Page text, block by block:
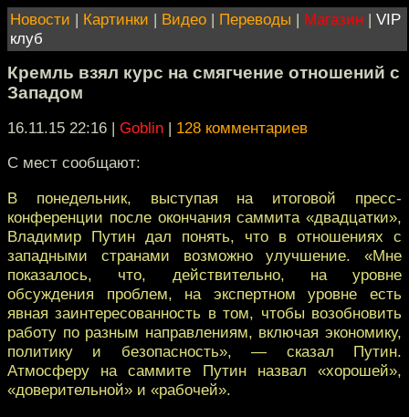
Новости | Картинки | Видео | Переводы | Магазин | VIP
клуб
Кремль взял курс на смягчение отношений с
Западом
16.11.15 22:16 | Goblin | 128 комментариев
С мест сообщают:
В понедельник, выступая на итоговой пресс-
конференции после окончания саммита «двадцатки»,
Владимир Путин дал понять, что в отношениях с
западными странами возможно улучшение. «Мне
показалось, что, действительно, на уровне
обсуждения проблем, на экспертном уровне есть
явная заинтересованность в том, чтобы возобновить
работу по разным направлениям, включая экономику,
политику и безопасность», — сказал Путин.
Атмосферу на саммите Путин назвал «хорошей»,
«доверительной» и «рабочей».